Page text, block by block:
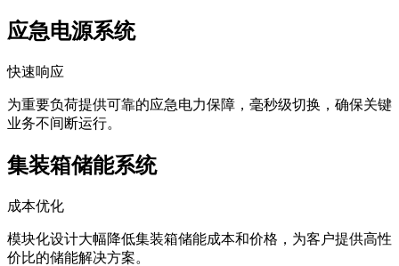
应急电源系统
快速响应
为重要负荷提供可靠的应急电力保障，毫秒级切换，确保关键
业务不间断运行。
集装箱储能系统
成本优化
模块化设计大幅降低集装箱储能成本和价格，为客户提供高性
价比的储能解决方案。